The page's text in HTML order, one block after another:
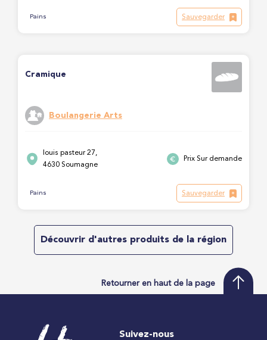
Pains Sauvegarder
Cramique
Boulangerie Arts
louis pasteur 27,
4630 Soumagne
Prix Sur demande
Pains Sauvegarder
Découvrir d'autres produits de la région
Retourner en haut de la page
Suivez-nous